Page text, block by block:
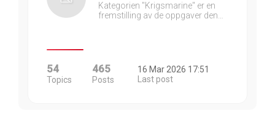
Kategorien "Krigsmarine" er en
fremstilling av de oppgaver den…
54
Topics
465
Posts
16 Mar 2026 17:51
Last post